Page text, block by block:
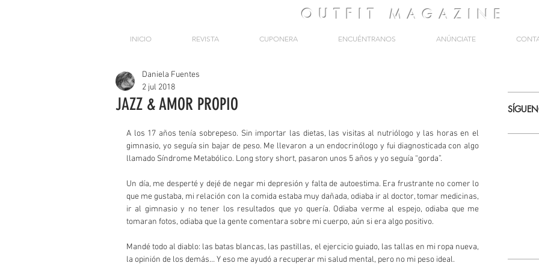
OUTFIT MAGAZINE
INICIO REVISTA CUPONERA ENCUÉNTRANOS ANÚNCIATE
JAZZ & AMOR PROPIO
Daniela Fuentes
2 jul 2018
A los 17 años tenía sobrepeso. Sin importar las dietas, las visitas al nutriólogo y las horas en el
gimnasio, yo seguía sin bajar de peso. Me llevaron a un endocrinólogo y fui diagnosticada con algo
llamado Síndrome Metabólico. Long story short, pasaron unos 5 años y yo seguía “gorda”.
Un día, me desperté y dejé de negar mi depresión y falta de autoestima. Era frustrante no comer lo
que me gustaba, mi relación con la comida estaba muy dañada, odiaba ir al doctor, tomar medicinas,
ir al gimnasio y no tener los resultados que yo quería. Odiaba verme al espejo, odiaba que me
tomaran fotos, odiaba que la gente comentara sobre mi cuerpo, aún si era algo positivo.
Mandé todo al diablo: las batas blancas, las pastillas, el ejercicio guiado, las tallas en mi ropa nueva,
la opinión de los demás… Y eso me ayudó a recuperar mi salud mental, pero no mi peso ideal.